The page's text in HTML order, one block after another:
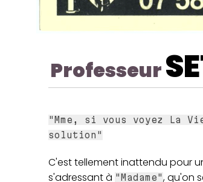
Professeur
"Mme, si vous voyez La
solution"
C'est tellement inattendu pour
s'adressant à "Madame", qu'on